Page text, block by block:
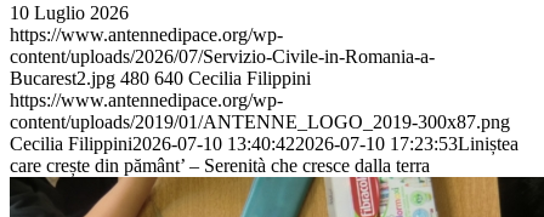
10 Luglio 2026
https://www.antennedipace.org/wp-
content/uploads/2026/07/Servizio-Civile-in-Romania-a-
Bucarest2.jpg 480 640 Cecilia Filippini
https://www.antennedipace.org/wp-
content/uploads/2019/01/ANTENNE_LOGO_2019-300x87.png
Cecilia Filippini2026-07-10 13:40:422026-07-10 17:23:53Liniștea
care crește din pământ’ – Serenità che cresce dalla terra